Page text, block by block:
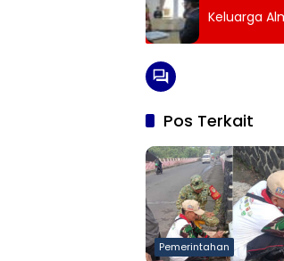
Keluarga
Pos Terkait
Pemerintahan